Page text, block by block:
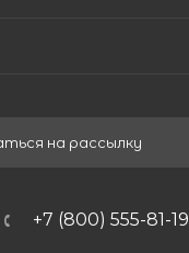
на рассылку
+7 (800) 555-81-19